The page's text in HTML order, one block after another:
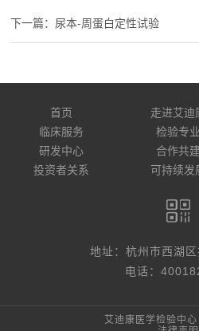
尿本-周蛋白定性试验
首页 走进艾迪
临床服务
检验专业
研发中心
合作共建
投资者关系
可持续发
地址：杭州市西湖
电话：
艾迪康医学检验中